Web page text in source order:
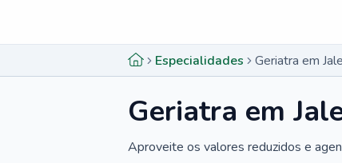
Especialidades Geriatra em
Geriatra em
Aproveite os valores reduzidos e